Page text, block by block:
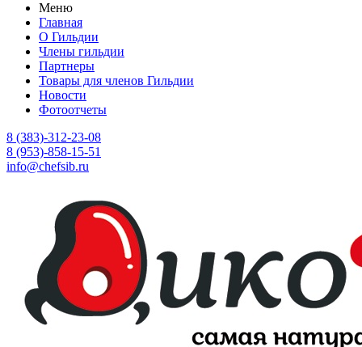
Меню
Главная
О Гильдии
Члены гильдии
Партнеры
Товары для членов Гильдии
Новости
Фотоотчеты
8 (383)-312-23-08
8 (953)-858-15-51
info@chefsib.ru